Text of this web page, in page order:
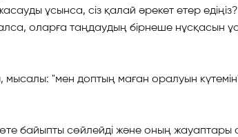
ұсынса, сіз қалай әрекет етер едіңіз?
оларға таңдаудың бірнеше нұсқасын
"мен доптың маған оралуын
байыпты сөйлейді және оның